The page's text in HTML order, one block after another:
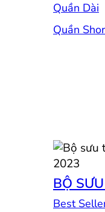
Quần Dài
Quần
BỘ
Best